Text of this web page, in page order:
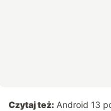
Czytaj też: Android 13